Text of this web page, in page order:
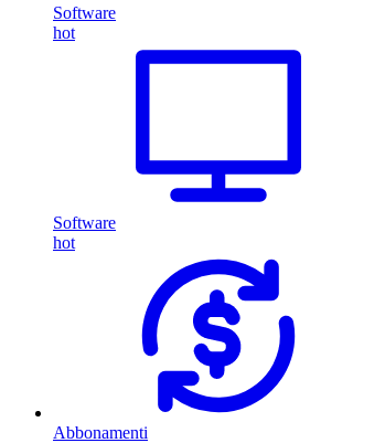
Software
hot
Software
hot
Abbonamenti